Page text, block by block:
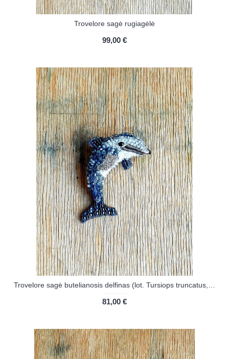
Trovelore sagė rugiagėlė
99,00 €
81,00 €